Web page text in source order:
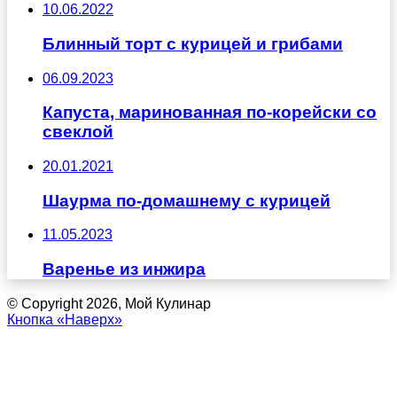
10.06.2022
Блинный торт с курицей и грибами
06.09.2023
Капуста, маринованная по-корейски со
свеклой
20.01.2021
Шаурма по-домашнему с курицей
11.05.2023
Варенье из инжира
© Copyright 2026, Мой Кулинар
Кнопка «Наверх»